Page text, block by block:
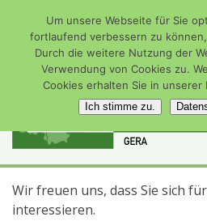
springen
De-Smit-Straße 18 • 07545 Gera
info@zro-
ZRO Start
Willkommen
Wir freuen uns, dass Sie sich
interessieren.
Um unsere Webseite für Sie
fortlaufend verbessern zu
Durch die weitere Nutzung der
Verwendung von Cookies zu.
Cookies erhalten Sie in unserer
Ich stimme zu.